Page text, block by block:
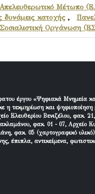
Μέτωπο
δυνάμεις κατοχής ,
Οργάνωση
έργου «Ψηφιακά Μνημεία
η τεκμηρίωση και ψηφιοποίηση
Ελευθερίου Βενιζέλου, φακ.
φακ. 01 - 07,
φακ. 05 (χαρτογραφικό
έπιπλα, αντικείμενα,